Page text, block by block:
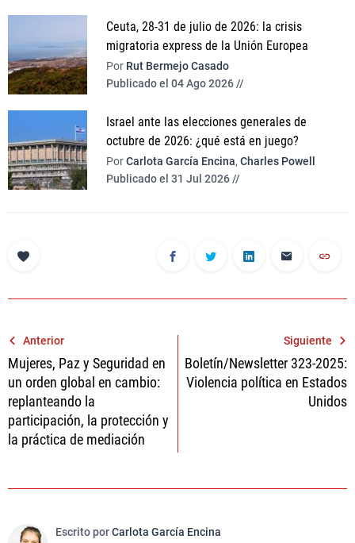
Ceuta, 28-31 de julio de 2026: la crisis
migratoria express de la Unión Europea
Por Rut Bermejo Casado
Publicado el 04 Ago 2026 //
Israel ante las elecciones generales de
octubre de 2026: ¿qué está en juego?
PorCarlota García Encina, Charles Powell
Publicado el 31 Jul 2026 //
Navegación
de
entradas
Anterior
Mujeres, Paz y Seguridad en
un orden global en cambio:
replanteando la
participación, la protección y
la práctica de mediación
Siguiente
Boletín/Newsletter 323-2025:
Violencia política en Estados
Unidos
Escrito porCarlota García Encina